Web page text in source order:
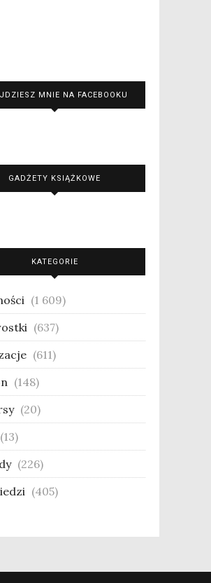
MNIE NA FACEBOOKU
GADŻETY KSIĄŻKOWE
KATEGORIE
(1 609)
(637)
(611)
(148)
(20)
(13)
(226)
(405)